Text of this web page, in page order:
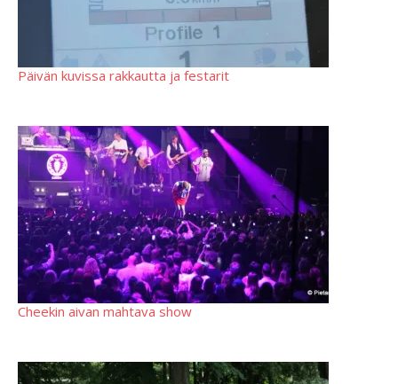
Päivän kuvissa rakkautta ja festarit
Cheekin aivan mahtava show